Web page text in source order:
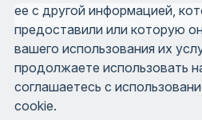
Email
ее с другой информацией,
предоставили или которую
вашего использования их
продолжаете использовать
соглашаетесь с
cookie.